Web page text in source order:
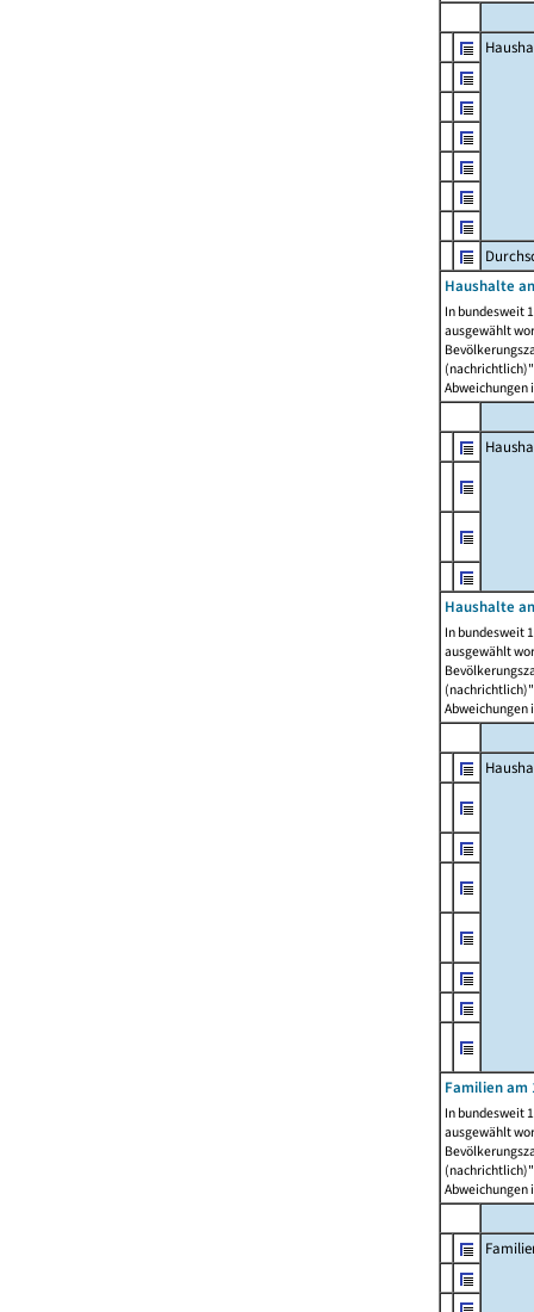
Haushalte
In bundesweit
ausgewählt
Abweichungen
Haushalte
In bundesweit
ausgewählt
Abweichungen
Familien am
In bundesweit
ausgewählt
Abweichungen